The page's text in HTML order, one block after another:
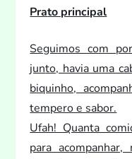
Prato principal
Seguimos com
junto, havia uma
biquinho,
tempero e sabor.
Ufah! Quanta
para